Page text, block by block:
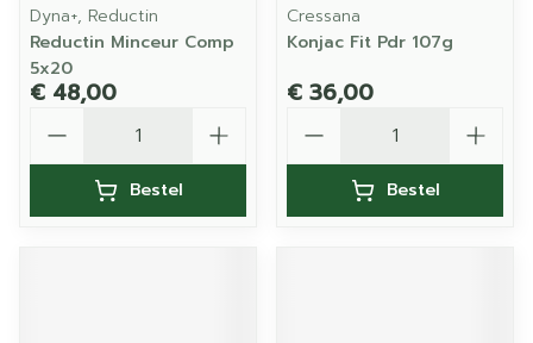
Dyna+, Reductin
Reductin Minceur Comp
5x20
€ 48,00
Bestel
Cressana
Konjac Fit Pdr 107g
€ 36,00
Bestel